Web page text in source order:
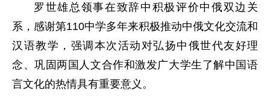
罗世雄总领事在致辞中积极评价中俄双边关
系，感谢第110中学多年来积极推动中俄文化交流和
汉语教学，强调本次活动对弘扬中俄世代友好理
念、巩固两国人文合作和激发广大学生了解中国语
言文化的热情具有重要意义。